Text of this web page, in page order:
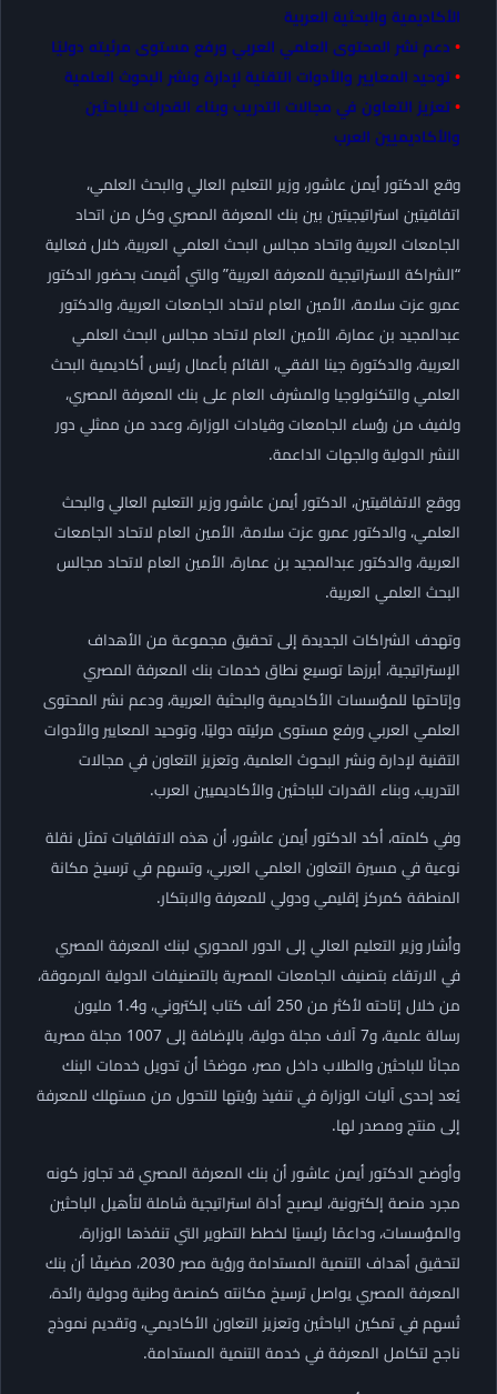
الأكاديمية والبحثية العربية
• دعم نشر المحتوى العلمي العربي ورفع مستوى مرئيته دوليًا
• توحيد المعايير والأدوات التقنية لإدارة ونشر البحوث العلمية
• تعزيز التعاون في مجالات التدريب وبناء القدرات للباحثين
والأكاديميين العرب
وقع الدكتور أيمن عاشور، وزير التعليم العالي والبحث العلمي،
اتفاقيتين استراتيجيتين بين بنك المعرفة المصري وكل من اتحاد
الجامعات العربية واتحاد مجالس البحث العلمي العربية، خلال فعالية
“الشراكة الاستراتيجية للمعرفة العربية” والتي أقيمت بحضور الدكتور
عمرو عزت سلامة، الأمين العام لاتحاد الجامعات العربية، والدكتور
عبدالمجيد بن عمارة، الأمين العام لاتحاد مجالس البحث العلمي
العربية، والدكتورة جينا الفقي، القائم بأعمال رئيس أكاديمية البحث
العلمي والتكنولوجيا والمشرف العام على بنك المعرفة المصري،
ولفيف من رؤساء الجامعات وقيادات الوزارة، وعدد من ممثلي دور
النشر الدولية والجهات الداعمة.
ووقع الاتفاقيتين، الدكتور أيمن عاشور وزير التعليم العالي والبحث
العلمي، والدكتور عمرو عزت سلامة، الأمين العام لاتحاد الجامعات
العربية، والدكتور عبدالمجيد بن عمارة، الأمين العام لاتحاد مجالس
البحث العلمي العربية.
وتهدف الشراكات الجديدة إلى تحقيق مجموعة من الأهداف
الإستراتيجية، أبرزها توسيع نطاق خدمات بنك المعرفة المصري
وإتاحتها للمؤسسات الأكاديمية والبحثية العربية، ودعم نشر المحتوى
العلمي العربي ورفع مستوى مرئيته دوليًا، وتوحيد المعايير والأدوات
التقنية لإدارة ونشر البحوث العلمية، وتعزيز التعاون في مجالات
التدريب، وبناء القدرات للباحثين والأكاديميين العرب.
وفي كلمته، أكد الدكتور أيمن عاشور، أن هذه الاتفاقيات تمثل نقلة
نوعية في مسيرة التعاون العلمي العربي، وتسهم في ترسيخ مكانة
المنطقة كمركز إقليمي ودولي للمعرفة والابتكار.
وأشار وزير التعليم العالي إلى الدور المحوري لبنك المعرفة المصري
في الارتقاء بتصنيف الجامعات المصرية بالتصنيفات الدولية المرموقة،
من خلال إتاحته لأكثر من 250 ألف كتاب إلكتروني، و1.4 مليون
رسالة علمية، و7 آلاف مجلة دولية، بالإضافة إلى 1007 مجلة مصرية
مجانًا للباحثين والطلاب داخل مصر، موضحًا أن تدويل خدمات البنك
يُعد إحدى آليات الوزارة في تنفيذ رؤيتها للتحول من مستهلك للمعرفة
إلى منتج ومصدر لها.
وأوضح الدكتور أيمن عاشور أن بنك المعرفة المصري قد تجاوز كونه
مجرد منصة إلكترونية، ليصبح أداة استراتيجية شاملة لتأهيل الباحثين
والمؤسسات، وداعمًا رئيسيًا لخطط التطوير التي تنفذها الوزارة،
لتحقيق أهداف التنمية المستدامة ورؤية مصر 2030، مضيفًا أن بنك
المعرفة المصري يواصل ترسيخ مكانته كمنصة وطنية ودولية رائدة،
تُسهم في تمكين الباحثين وتعزيز التعاون الأكاديمي، وتقديم نموذج
ناجح لتكامل المعرفة في خدمة التنمية المستدامة.